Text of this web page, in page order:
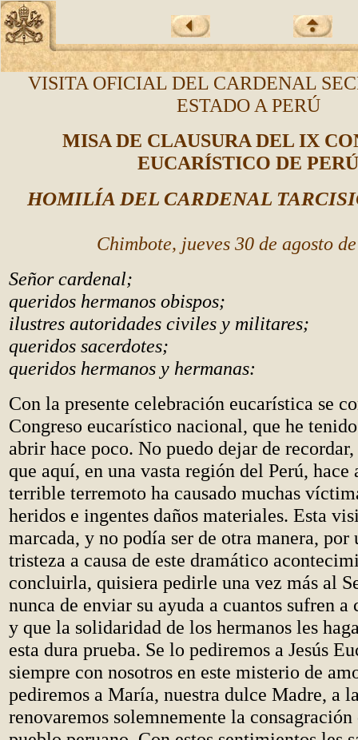
VISITA OFICIAL DEL CARDENAL
ESTADO A PERÚ
MISA DE CLAUSURA DEL IX
EUCARÍSTICO DE PERÚ
HOMILÍA DEL CARDENAL
Chimbote, jueves 30 de agosto
Señor cardenal;
queridos hermanos obispos;
ilustres autoridades civiles y militares;
queridos sacerdotes;
queridos hermanos y hermanas:
Con la presente celebración eucarística se
Congreso eucarístico nacional, que he
abrir hace poco. No puedo dejar de
que aquí, en una vasta región del Perú, hace
terrible terremoto ha causado muchas
heridos e ingentes daños materiales. Esta
marcada, y no podía ser de otra manera, por
tristeza a causa de este dramático
concluirla, quisiera pedirle una vez más al
nunca de enviar su ayuda a cuantos sufren a
y que la solidaridad de los hermanos les
esta dura prueba. Se lo pediremos a Jesús
siempre con nosotros en este misterio de
pediremos a María, nuestra dulce Madre, a
renovaremos solemnemente la